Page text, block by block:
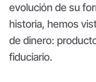
evolución de su
historia, hemos
de dinero:
fiduciario.